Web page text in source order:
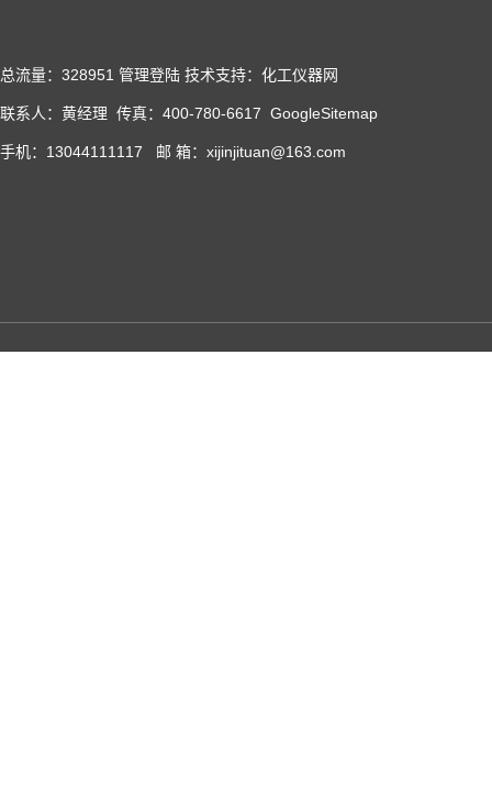
总流量：328951 管理登陆 技术支持：化工仪器网
联系人：黄经理 传真：400-780-6617 GoogleSitemap
手机：13044111117 邮 箱：xijinjituan@163.com